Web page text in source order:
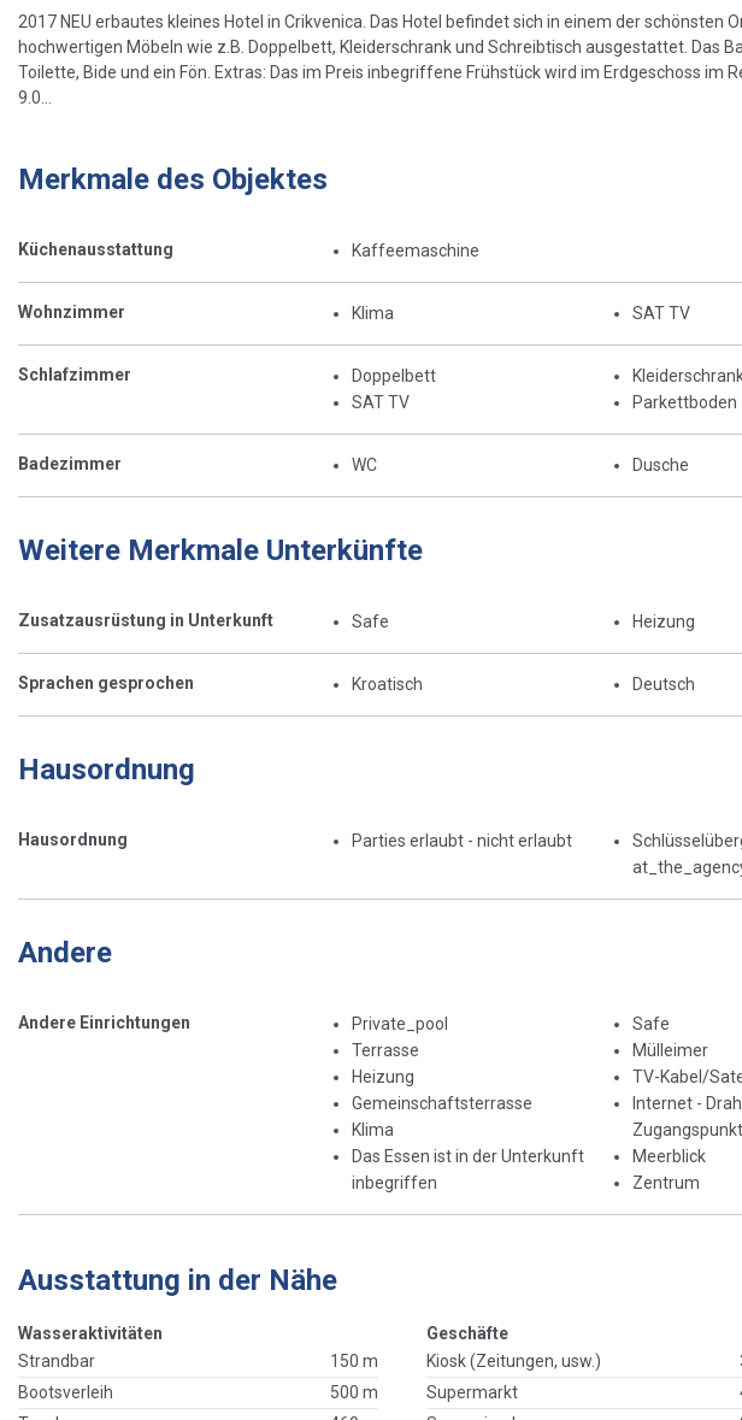
2017 NEU erbautes kleines Hotel in Crikvenica. Das Hotel befindet sich in einem der schönsten
hochwertigen Möbeln wie z.B. Doppelbett, Kleiderschrank und Schreibtisch ausgestattet. Das
Toilette, Bide und ein Fön. Extras: Das im Preis inbegriffene Frühstück wird im Erdgeschoss im
9.0...
Merkmale des Objektes
Küchenausstattung Kaffeemaschine
Wohnzimmer Klima SAT TV
Schlafzimmer
Doppelbett
SAT TV
Parkettboden
Badezimmer WC Dusche
Weitere Merkmale Unterkünfte
Zusatzausrüstung in Unterkunft Safe Heizung
Sprachen gesprochen Kroatisch Deutsch
Hausordnung
Hausordnung Parties erlaubt - nicht erlaubt
Andere
Andere Einrichtungen
Private_pool
Terrasse
Heizung
Gemeinschaftsterrasse
Klima
Das Essen ist in der Unterkunft
inbegriffen
Safe
Mülleimer
TV-Kabel/
Internet -
Zugangspunkt
Meerblick
Zentrum
Ausstattung in der Nähe
Wasseraktivitäten
Strandbar
150 m
Bootsverleih
500 m
Geschäfte
Kiosk (Zeitungen, usw.)
Supermarkt